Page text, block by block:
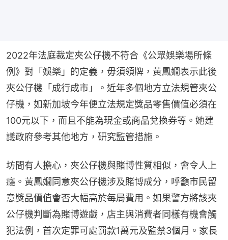
2022年法庭裁定夾公仔機不符合《公眾娛樂場所條
例》對「娛樂」的定義，毋須領牌，黃鳳嫺表示此後
夾公仔機「成行成市」。近年多個地方立法規管夾公
仔機，如新加坡今年便立法規定獎品零售價值必須在
100元以下，而且不能為現金或商品兌換券等。她建
議政府參考其他地方，研究監管措施。
坊間有人擔心，夾公仔機與賭博性質相似，會令人上
癮。黃鳳嫺同意夾公仔機涉及賭博成分，呼籲市民留
意獎品價值會否大幅高於每局費用。如果警方將該夾
公仔機判斷為賭博遊戲，店主與消費者同樣有機會觸
犯法例，首次定罪可處罰款1萬元及監禁3個月。家長